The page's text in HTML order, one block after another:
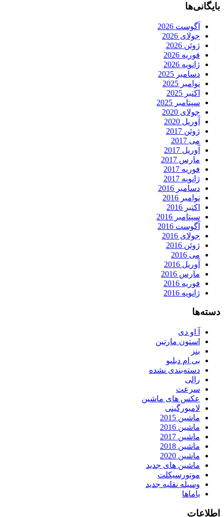
بایگانی‌ها
آگوست 2026
جولای 2026
ژوئن 2026
فوریه 2026
ژانویه 2026
دسامبر 2025
نوامبر 2025
اکتبر 2025
سپتامبر 2025
جولای 2020
آوریل 2020
ژوئن 2017
می 2017
آوریل 2017
مارس 2017
فوریه 2017
ژانویه 2017
دسامبر 2016
نوامبر 2016
اکتبر 2016
سپتامبر 2016
آگوست 2016
جولای 2016
ژوئن 2016
می 2016
آوریل 2016
مارس 2016
فوریه 2016
ژانویه 2016
دسته‌ها
آ او دی
استون مارتین
بنز
بی ام دبلیو
دسته‌بندی نشده
رالی
سرعت
عکس های ماشین
لامبورگینی
ماشین 2015
ماشین 2016
ماشین 2017
ماشین 2018
ماشین 2020
ماشین های جدید
موتورسیکلت
وسیله نقلیه جدید
یاماها
اطلاعات